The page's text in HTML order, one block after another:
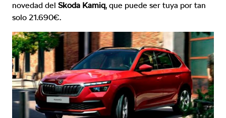
novedad del Skoda Kamiq, que puede ser tuya por tan
solo 21.690€.